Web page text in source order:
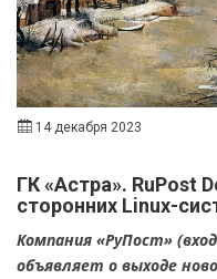
14 декабря 2023
ГК «Астра». RuPost
сторонних Linux-
Компания «РуПост»
объявляет о выходе